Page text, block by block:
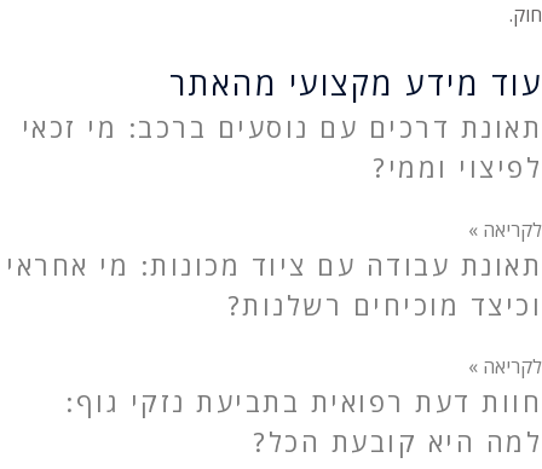
חוק.
עוד מידע מקצועי מהאתר
תאונת דרכים עם נוסעים ברכב: מי זכאי
לפיצוי וממי?
לקריאה »
תאונת עבודה עם ציוד מכונות: מי אחראי
וכיצד מוכיחים רשלנות?
לקריאה »
חוות דעת רפואית בתביעת נזקי גוף:
למה היא קובעת הכל?